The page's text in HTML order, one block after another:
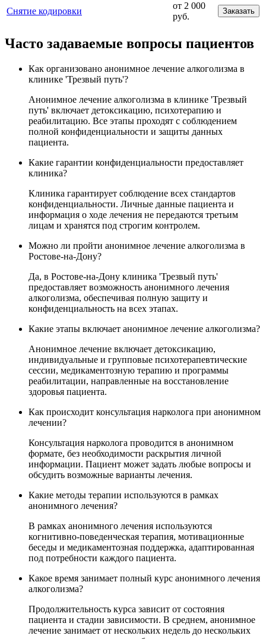
Снятие кодировки
от 2 000
руб.
Заказать
Часто задаваемые вопросы пациентов
Как организовано анонимное лечение алкоголизма в
клинике 'Трезвый путь'?
Анонимное лечение алкоголизма в клинике 'Трезвый
путь' включает детоксикацию, психотерапию и
реабилитацию. Все этапы проходят с соблюдением
полной конфиденциальности и защиты данных
пациента.
Какие гарантии конфиденциальности предоставляет
клиника?
Клиника гарантирует соблюдение всех стандартов
конфиденциальности. Личные данные пациента и
информация о ходе лечения не передаются третьим
лицам и хранятся под строгим контролем.
Можно ли пройти анонимное лечение алкоголизма в
Ростове-на-Дону?
Да, в Ростове-на-Дону клиника 'Трезвый путь'
предоставляет возможность анонимного лечения
алкоголизма, обеспечивая полную защиту и
конфиденциальность на всех этапах.
Какие этапы включает анонимное лечение алкоголизма?
Анонимное лечение включает детоксикацию,
индивидуальные и групповые психотерапевтические
сессии, медикаментозную терапию и программы
реабилитации, направленные на восстановление
здоровья пациента.
Как происходит консультация нарколога при анонимном
лечении?
Консультация нарколога проводится в анонимном
формате, без необходимости раскрытия личной
информации. Пациент может задать любые вопросы и
обсудить возможные варианты лечения.
Какие методы терапии используются в рамках
анонимного лечения?
В рамках анонимного лечения используются
когнитивно-поведенческая терапия, мотивационные
беседы и медикаментозная поддержка, адаптированная
под потребности каждого пациента.
Какое время занимает полный курс анонимного лечения
алкоголизма?
Продолжительность курса зависит от состояния
пациента и стадии зависимости. В среднем, анонимное
лечение занимает от нескольких недель до нескольких